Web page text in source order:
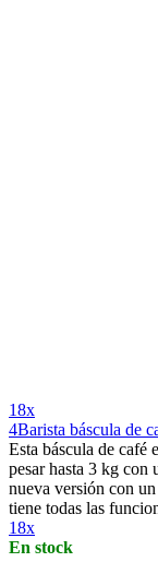
18x
4Barista báscula de
Esta báscula de café
pesar hasta 3 kg con
nueva versión con
tiene todas las
18x
En stock